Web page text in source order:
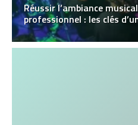
Réussir l’ambiance
professionnel : les clés